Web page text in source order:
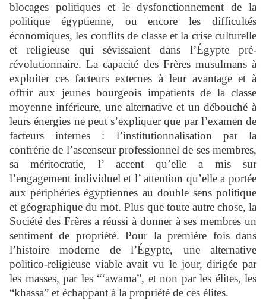
blocages politiques et le dysfonctionnement de la
politique égyptienne, ou encore les difficultés
économiques, les conflits de classe et la crise culturelle
et religieuse qui sévissaient dans l’Égypte pré-
révolutionnaire. La capacité des Frères musulmans à
exploiter ces facteurs externes à leur avantage et à
offrir aux jeunes bourgeois impatients de la classe
moyenne inférieure, une alternative et un débouché à
leurs énergies ne peut s’expliquer que par l’examen de
facteurs internes : l’institutionnalisation par la
confrérie de l’ascenseur professionnel de ses membres,
sa méritocratie, l’ accent qu’elle a mis sur
l’engagement individuel et l’ attention qu’elle a portée
aux périphéries égyptiennes au double sens politique
et géographique du mot. Plus que toute autre chose, la
Société des Frères a réussi à donner à ses membres un
sentiment de propriété. Pour la première fois dans
l’histoire moderne de l’Égypte, une alternative
politico-religieuse viable avait vu le jour, dirigée par
les masses, par les “‘awama”, et non par les élites, les
“khassa” et échappant à la propriété de ces élites.